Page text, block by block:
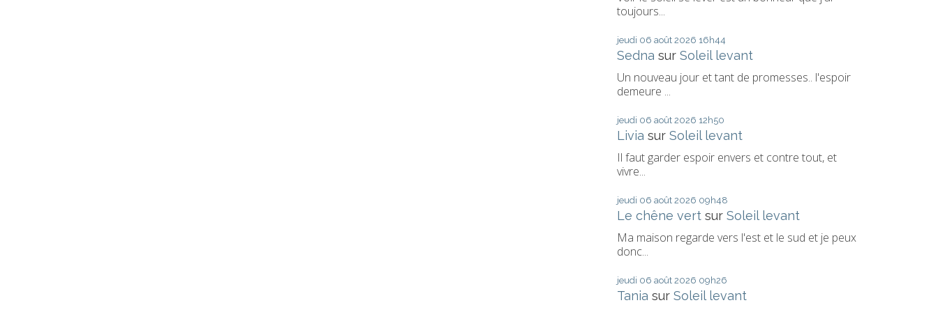
toujours...
jeudi 06 août 2026 16h44
Sedna surSoleil levant
Un nouveau jour et tant de promesses.. l'espoir
demeure ...
jeudi 06 août 2026 12h50
Livia surSoleil levant
Il faut garder espoir envers et contre tout, et
vivre...
jeudi 06 août 2026 09h48
Le chêne vert surSoleil levant
Ma maison regarde vers l'est et le sud et je peux
donc...
jeudi 06 août 2026 09h26
Tania surSoleil levant